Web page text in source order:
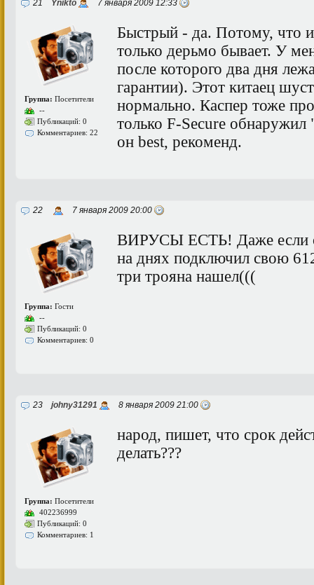
21 Ynikto 7 января 2009 12:33
Группа: Посетители
--
Публикаций: 0
Комментариев: 22
Быстрый - да. Потому, что
только дерьмо бывает. У
после которого два дня
гарантии). Этот китаец
нормально. Каспер тоже
только F-Sеcure
он best, рекоменд.
22 7 января 2009 20:00
Группа: Гости
--
Публикаций: 0
Комментариев: 0
ВИРУСЫ ЕСТЬ! Даже если
на днях подключил свою
три трояна нашел(((
23 johny31291 8 января 2009 21:00
Группа: Посетители
402236999
Публикаций: 0
Комментариев: 1
народ, пишет, что срок
делать???